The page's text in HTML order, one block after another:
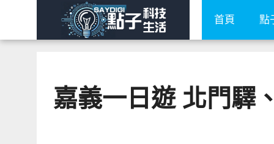
首頁 點
嘉義一日遊 北門驛